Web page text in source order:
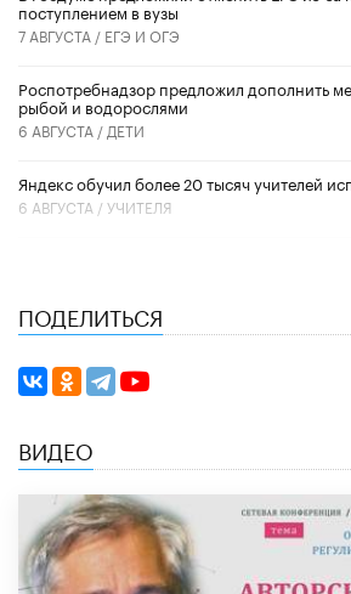
поступлением в вузы
7 АВГУСТА / ЕГЭ И ОГЭ
Роспотребнадзор предложил дополнить
рыбой и водорослями
6 АВГУСТА / ДЕТИ
​Яндекс обучил более 20 тысяч учителей
6 АВГУСТА /УЧИТЕЛЯ
ПОДЕЛИТЬСЯ
ВИДЕО